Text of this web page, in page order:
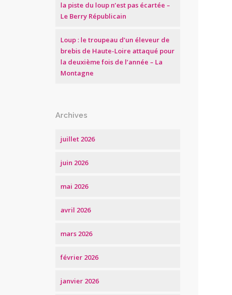
la piste du loup n’est pas écartée –
Le Berry Républicain
Loup : le troupeau d’un éleveur de
brebis de Haute-Loire attaqué pour
la deuxième fois de l’année – La
Montagne
Archives
juillet 2026
juin 2026
mai 2026
avril 2026
mars 2026
février 2026
janvier 2026